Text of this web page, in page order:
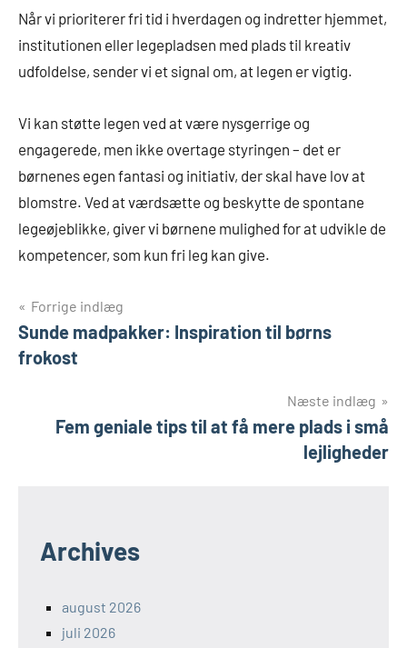
Når vi prioriterer fri tid i hverdagen og indretter hjemmet,
institutionen eller legepladsen med plads til kreativ
udfoldelse, sender vi et signal om, at legen er vigtig.
Vi kan støtte legen ved at være nysgerrige og
engagerede, men ikke overtage styringen – det er
børnenes egen fantasi og initiativ, der skal have lov at
blomstre. Ved at værdsætte og beskytte de spontane
legeøjeblikke, giver vi børnene mulighed for at udvikle de
kompetencer, som kun fri leg kan give.
Indlægsnavigation
Forrige indlæg
Sunde madpakker: Inspiration til børns
frokost
Næste indlæg
Fem geniale tips til at få mere plads i små
lejligheder
Archives
august 2026
juli 2026